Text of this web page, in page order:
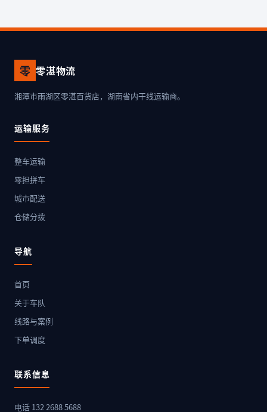
零 零湛物流
湘潭市雨湖区零湛百货店，湖南省内干线运输商。
运输服务
整车运输
零担拼车
城市配送
仓储分拨
导航
首页
关于车队
线路与案例
下单调度
联系信息
电话 132 2688 5688